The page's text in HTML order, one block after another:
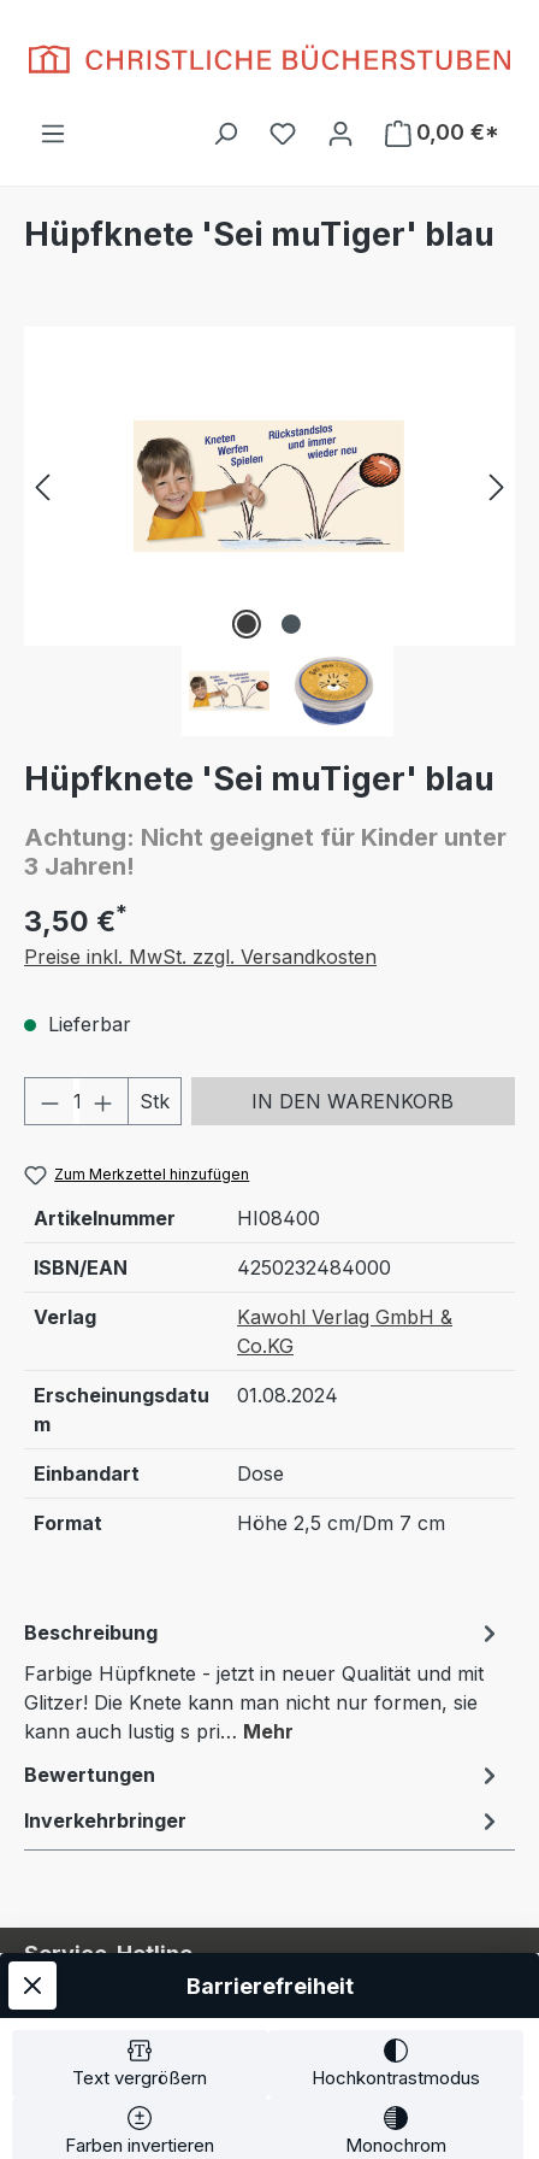
Du hast 0 Produkte auf
0,00 €*
Hüpfknete 'Sei muTiger' blau
Hüpfknete 'Sei muTiger' blau
Achtung: Nicht geeignet für Kinder unter
3 Jahren!
3,50 €*
Preise inkl. MwSt. zzgl. Versandkosten
Lieferbar
Produkt Anzahl: Gib den
Stk IN DEN WARENKORB
Zum Merkzettel hinzufügen
Artikelnummer HI08400
ISBN/EAN 4250232484000
Verlag
Kawohl Verlag GmbH &
Co.KG
Erscheinungsdatu
m
01.08.2024
Einbandart Dose
Format Höhe 2,5 cm/Dm 7 cm
Beschreibung
Farbige Hüpfknete - jetzt in neuer Qualität und mit
Glitzer! Die Knete kann man nicht nur formen, sie
kann auch lustig s pri… Mehr
Bewertungen
Inverkehrbringer
Service-Hotline
Service
Information
Text vergrößern Hochkontrastmodus
Farben invertieren Monochrom
Barrierefreiheit